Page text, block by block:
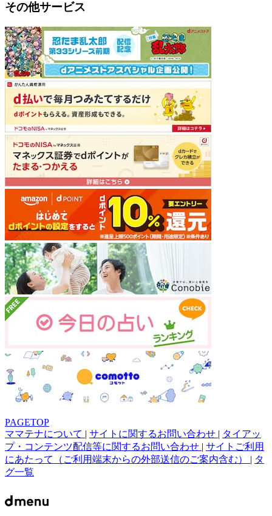
その他サービス
PAGETOP
ママテナについて | サイトに関するお問い合わせ | タイアッ
プ・コンテンツ配信等に関するお問い合わせ | サイトご利用
にあたって（ご利用端末からの外部送信のご案内含む） | タ
グ一覧